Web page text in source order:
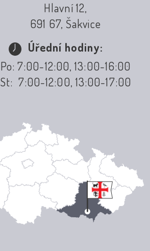
Hlavní 12,
691 67, Šakvice
Úřední hodiny:
Po: 7:00-12:00, 13:00-16:00
St: 7:00-12:00, 13:00-17:00